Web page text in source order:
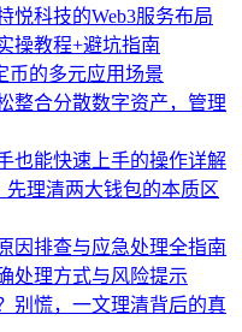
悦科技的Web3服务布局
操教程+避坑指南
币的多元应用场景
整合分散数字资产，管理
也能快速上手的操作详解
理清两大钱包的本质区
因排查与应急处理全指南
处理方式与风险提示
别慌，一文理清背后的真